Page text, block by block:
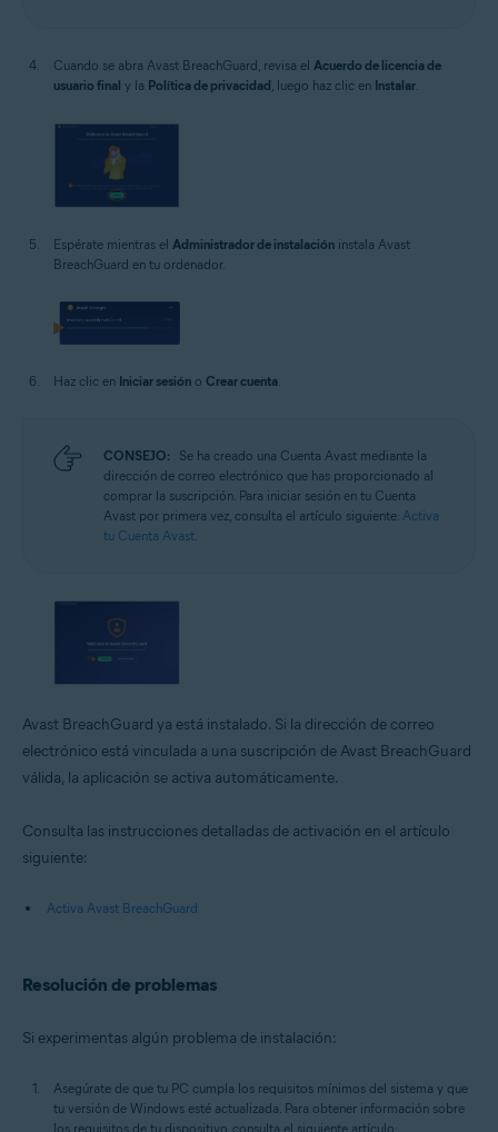
Cuando se abra Avast BreachGuard, revisa el Acuerdo de licencia de
usuario final y la Política de privacidad , luego haz clic en Instalar
Espérate mientras el Administrador de instalación instala Avast
BreachGuard en tu ordenador.
Haz clic en Iniciar sesión o Crear cuenta
CONSEJO:
Se ha creado una Cuenta Avast mediante la
dirección de correo electrónico que has proporcionado al
comprar la suscripción. Para iniciar sesión en tu Cuenta
Avast por primera vez, consulta el artículo siguiente: Activa
tu Cuenta Avast
Avast BreachGuard ya está instalado. Si la dirección de correo
electrónico está vinculada a una suscripción de Avast BreachGuard
válida, la aplicación se activa automáticamente.
Consulta las instrucciones detalladas de activación en el artículo
siguiente:
Activa Avast BreachGuard
Resolución de problemas
Si experimentas algún problema de instalación:
Asegúrate de que tu PC cumpla los requisitos mínimos del sistema y que
tu versión de Windows esté actualizada. Para obtener información sobre
los requisitos de tu dispositivo, consulta el siguiente artículo: